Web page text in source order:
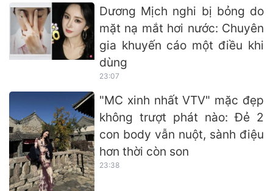
Dương Mịch nghi bị bỏng do
mặt nạ mắt hơi nước: Chuyên
gia khuyến cáo một điều khi
dùng
23:07
"MC xinh nhất VTV" mặc đẹp
không trượt phát nào: Đẻ 2
con body vẫn nuột, sành điệu
hơn thời còn son
23:38